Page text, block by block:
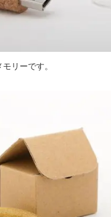
リーです。